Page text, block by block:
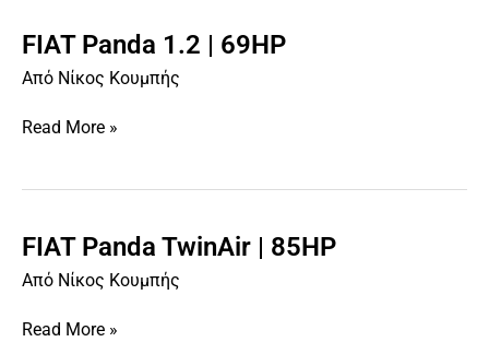
FIAT Panda 1.2 | 69HP
Από Νίκος Κουμπής
FIAT
Panda
1.2
|
Read More »
FIAT Panda TwinAir | 85HP
Από Νίκος Κουμπής
FIAT
Panda
|
Read More »